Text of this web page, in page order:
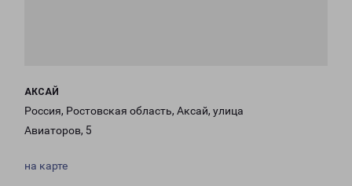
АКСАЙ
Россия, Ростовская область, Аксай, улица
Авиаторов, 5
на карте